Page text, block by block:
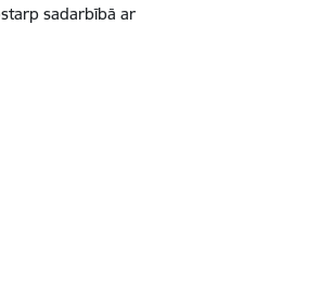
sadarbībā ar